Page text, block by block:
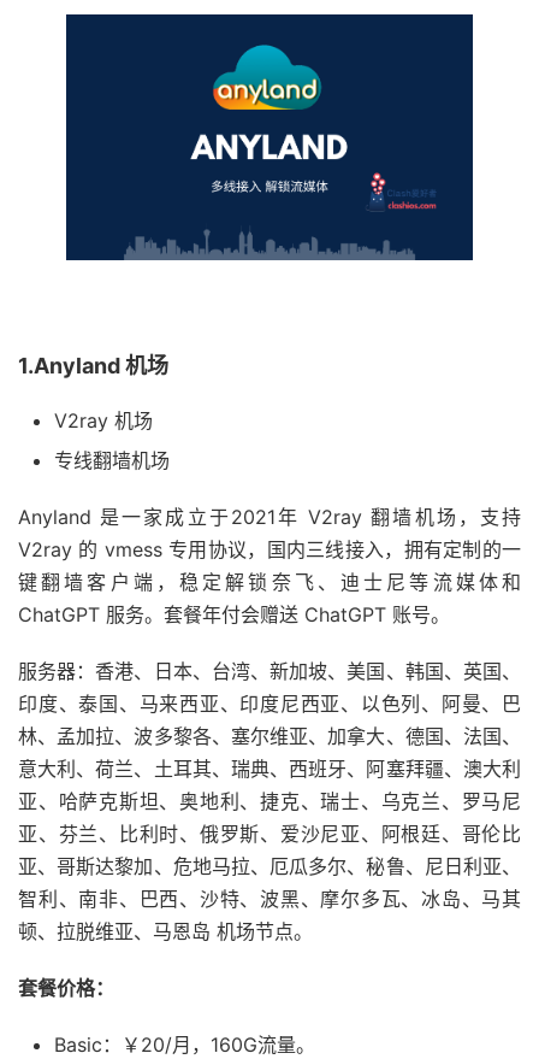
1.Anyland 机场
V2ray 机场
专线翻墙机场
Anyland 是一家成立于2021年 V2ray 翻墙机场，支持
V2ray 的 vmess 专用协议，国内三线接入，拥有定制的一
键翻墙客户端，稳定解锁奈飞、迪士尼等流媒体和
ChatGPT 服务。套餐年付会赠送 ChatGPT 账号。
服务器：香港、日本、台湾、新加坡、美国、韩国、英国、
印度、泰国、马来西亚、印度尼西亚、以色列、阿曼、巴
林、孟加拉、波多黎各、塞尔维亚、加拿大、德国、法国、
意大利、荷兰、土耳其、瑞典、西班牙、阿塞拜疆、澳大利
亚、哈萨克斯坦、奥地利、捷克、瑞士、乌克兰、罗马尼
亚、芬兰、比利时、俄罗斯、爱沙尼亚、阿根廷、哥伦比
亚、哥斯达黎加、危地马拉、厄瓜多尔、秘鲁、尼日利亚、
智利、南非、巴西、沙特、波黑、摩尔多瓦、冰岛、马其
顿、拉脱维亚、马恩岛 机场节点。
套餐价格：
Basic：￥20/月，160G流量。